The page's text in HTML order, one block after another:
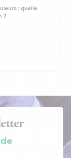
: quelle
?